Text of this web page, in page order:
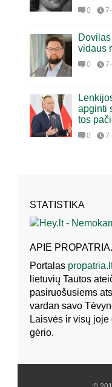
0
vidaus
0
apginti
tos
0
STATISTIKA
APIE
Portalas
lietuvių Tautos
pasiruošusiems
vardan savo
Laisvės ir visų
gėrio.